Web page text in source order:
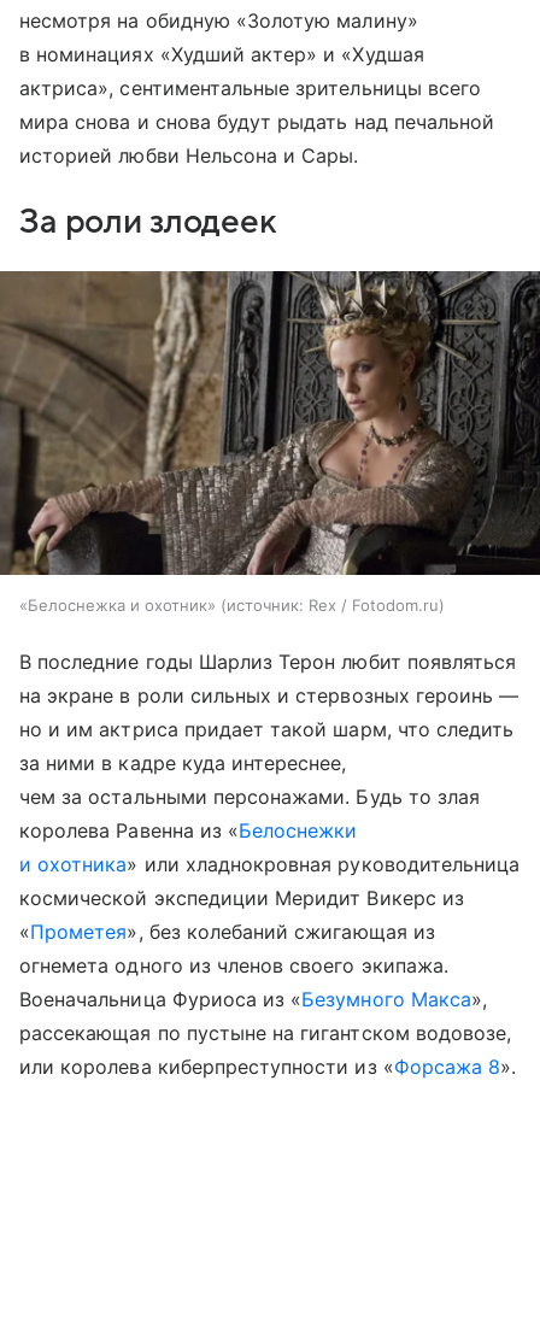
несмотря на обидную «Золотую малину»
в номинациях «Худший актер» и «Худшая
актриса», сентиментальные зрительницы всего
мира снова и снова будут рыдать над печальной
историей любви Нельсона и Сары.
За роли злодеек
«Белоснежка и охотник» источник: Rex / Fotodom.ru
В последние годы Шарлиз Терон любит появляться
на экране в роли сильных и стервозных героинь —
но и им актриса придает такой шарм, что следить
за ними в кадре куда интереснее,
чем за остальными персонажами. Будь то злая
королева Равенна из «Белоснежки
и охотника» или хладнокровная руководительница
космической экспедиции Меридит Викерс из
«Прометея», без колебаний сжигающая из
огнемета одного из членов своего экипажа.
Военачальница Фуриоса из «Безумного Макса»,
рассекающая по пустыне на гигантском водовозе,
или королева киберпреступности из «Форсажа 8».